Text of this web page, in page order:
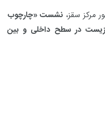
مرکز سقز،نشست «چارچوب
در سطح داخلی و بین